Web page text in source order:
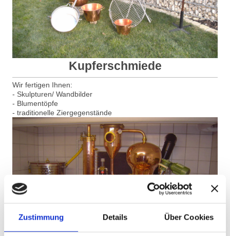
Zustimmung Details Über Cookies
Kupferschmiede
Wir fertigen Ihnen:
- Skulpturen/ Wandbilder
- Blumentöpfe
- traditionelle Ziergegenstände